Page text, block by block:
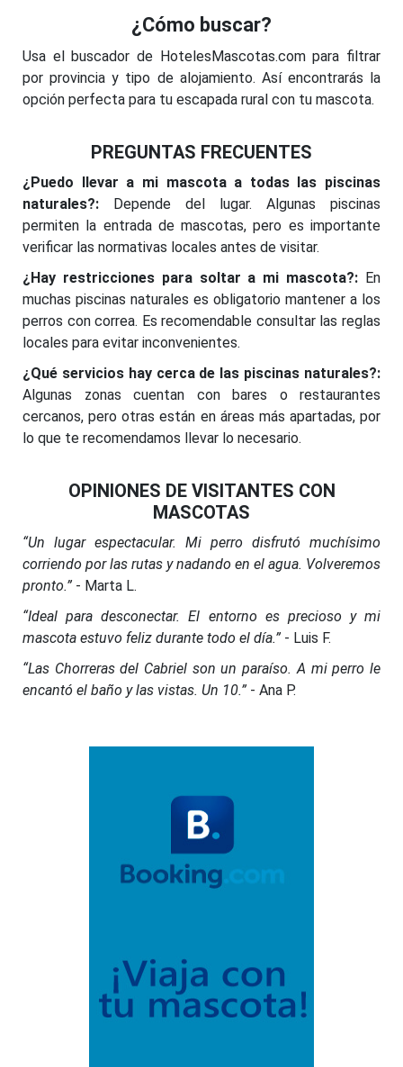
¿Cómo buscar?
Usa el buscador de HotelesMascotas.com para filtrar
por provincia y tipo de alojamiento. Así encontrarás la
opción perfecta para tu escapada rural con tu mascota.
PREGUNTAS FRECUENTES
¿Puedo llevar a mi mascota a todas las piscinas
naturales?: Depende del lugar. Algunas piscinas
permiten la entrada de mascotas, pero es importante
verificar las normativas locales antes de visitar.
¿Hay restricciones para soltar a mi mascota?: En
muchas piscinas naturales es obligatorio mantener a los
perros con correa. Es recomendable consultar las reglas
locales para evitar inconvenientes.
¿Qué servicios hay cerca de las piscinas naturales?:
Algunas zonas cuentan con bares o restaurantes
cercanos, pero otras están en áreas más apartadas, por
lo que te recomendamos llevar lo necesario.
OPINIONES DE VISITANTES CON
MASCOTAS
“Un lugar espectacular. Mi perro disfrutó muchísimo
corriendo por las rutas y nadando en el agua. Volveremos
pronto.” - Marta L.
“Ideal para desconectar. El entorno es precioso y mi
mascota estuvo feliz durante todo el día.” - Luis F.
“Las Chorreras del Cabriel son un paraíso. A mi perro le
encantó el baño y las vistas. Un 10.” - Ana P.